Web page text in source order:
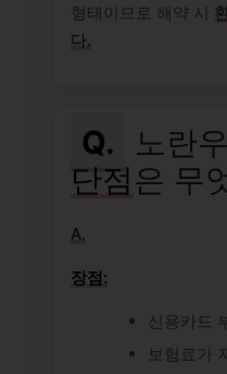
형태이므로 해약 시
다.
Q. 노란
단점 은 무
A.
장점:
신용카드
보험료가